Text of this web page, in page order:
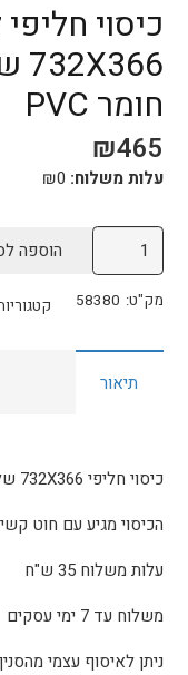
כיסוי
חומר PVC
₪465
עלות משלוח: ₪0
כמות
של
כיסוי
לבריכה
מלבנית
חברת
חומר
PVC
הוספה
מק"ט: 58380
תיאור
כיסוי חליפי 732X366 של חברת bestway חומר PVC
הכיסוי מגיע עם חוט
עלות משלוח 35 ש"ח
משלוח עד 7 ימי עסקים
ניתן לאיסוף עצמי